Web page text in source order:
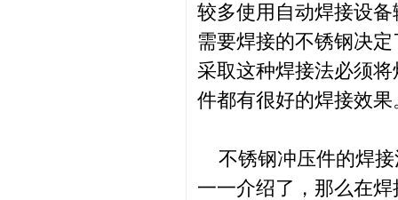
较多使用自动焊接设
需要焊接的不锈钢决
采取这种焊接法必须
件都有很好的焊接效果
不锈钢冲压件的焊接
一一介绍了，那么在